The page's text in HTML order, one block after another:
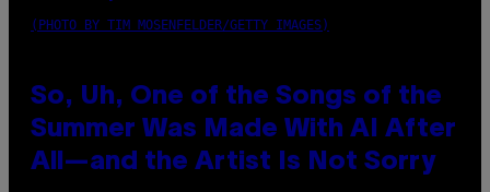
(PHOTO BY TIM MOSENFELDER/GETTY IMAGES)
So, Uh, One of the Songs of the
Summer Was Made With AI After
All—and the Artist Is Not Sorry